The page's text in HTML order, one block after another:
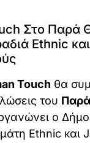
Στο Παρά
Ethnic
Touch θα
του
ο
Ethnic και